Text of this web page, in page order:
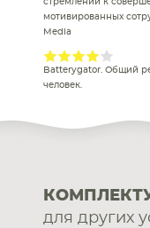
стремлении к
мотивированных
Media
Batterygator. Общий
человек.
для других